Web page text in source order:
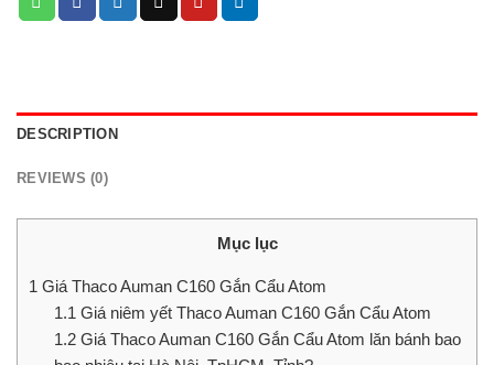
DESCRIPTION
REVIEWS (0)
Mục lục
1 Giá Thaco Auman C160 Gắn Cẩu Atom
1.1 Giá niêm yết Thaco Auman C160 Gắn Cẩu Atom
1.2Giá Thaco Auman C160 Gắn Cẩu Atom lăn bánh bao